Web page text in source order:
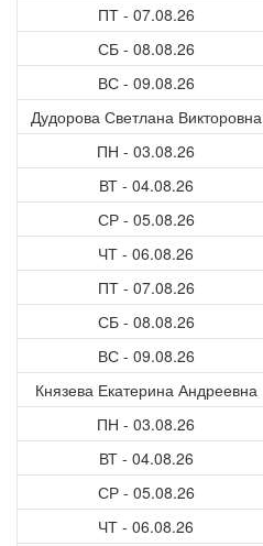
ПТ - 07.08.26
СБ - 08.08.26
ВС - 09.08.26
Дудорова Светлана Викторовна
ПН - 03.08.26
ВТ - 04.08.26
СР - 05.08.26
ЧТ - 06.08.26
ПТ - 07.08.26
СБ - 08.08.26
ВС - 09.08.26
Князева Екатерина Андреевна
ПН - 03.08.26
ВТ - 04.08.26
СР - 05.08.26
ЧТ - 06.08.26